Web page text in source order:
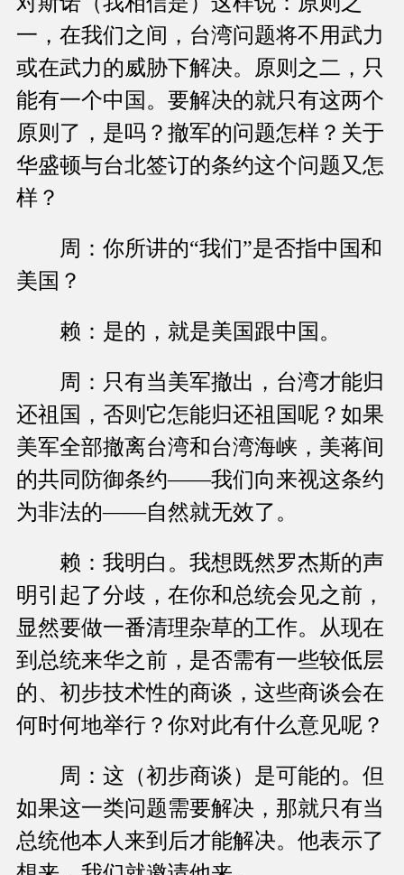
一，在我们之间，台湾问题将不用武力
或在武力的威胁下解决。原则之二，只
能有一个中国。要解决的就只有这两个
原则了，是吗？撤军的问题怎样？关于
华盛顿与台北签订的条约这个问题又怎
样？
周：你所讲的“我们”是否指中国和
美国？
赖：是的，就是美国跟中国。
周：只有当美军撤出，台湾才能归
还祖国，否则它怎能归还祖国呢？如果
美军全部撤离台湾和台湾海峡，美蒋间
的共同防御条约——我们向来视这条约
为非法的——自然就无效了。
赖：我明白。我想既然罗杰斯的声
明引起了分歧，在你和总统会见之前，
显然要做一番清理杂草的工作。从现在
到总统来华之前，是否需有一些较低层
的、初步技术性的商谈，这些商谈会在
何时何地举行？你对此有什么意见呢？
周：这（初步商谈）是可能的。但
如果这一类问题需要解决，那就只有当
总统他本人来到后才能解决。他表示了